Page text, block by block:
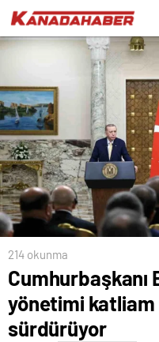
214 okunma
Cumhurbaşkanı
yönetimi katliam
sürdürüyor